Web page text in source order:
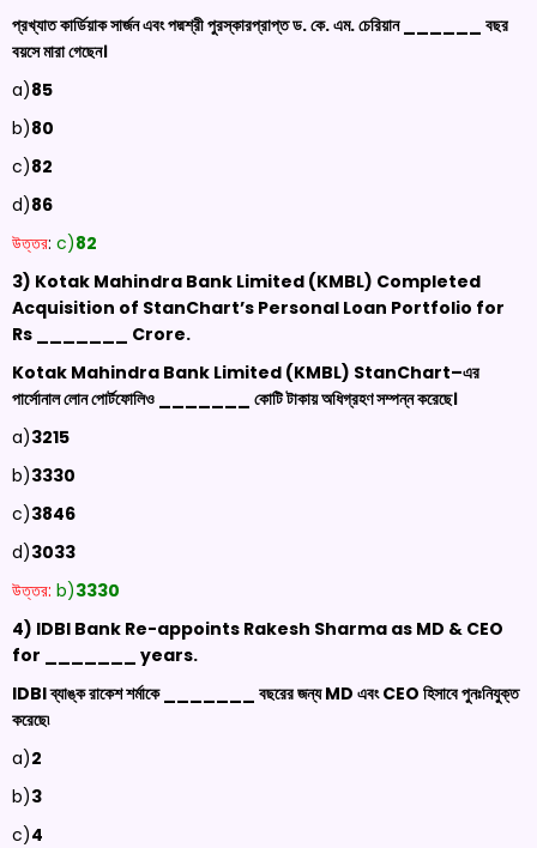
প্রখ্যাত কার্ডিয়াক সার্জন এবং পদ্মশ্রী পুরস্কারপ্রাপ্ত ড. কে. এম. চেরিয়ান ______ বছর
বয়সে মারা গেছেন।
a)85
b)80
c)82
d)86
উত্তর: c)82
3) Kotak Mahindra Bank Limited (KMBL) Completed
Acquisition of StanChart’s Personal Loan Portfolio for
Rs
Crore.
Kotak Mahindra Bank Limited (KMBL) StanChart–এর
পার্সোনাল লোন পোর্টফোলিও _______ কোটি টাকায় অধিগ্রহণ সম্পন্ন করেছে।
a)3215
b)3330
c)3846
d)3033
উত্তর: b)3330
4) IDBI Bank Re-appoints Rakesh Sharma as MD & CEO
for _______ years.
IDBIব্যাঙ্ক রাকেশ শর্মাকে _______ বছরের জন্যMD এবংCEO হিসাবে পুনঃনিযুক্ত
করেছে৷
a)2
b)3
c)4